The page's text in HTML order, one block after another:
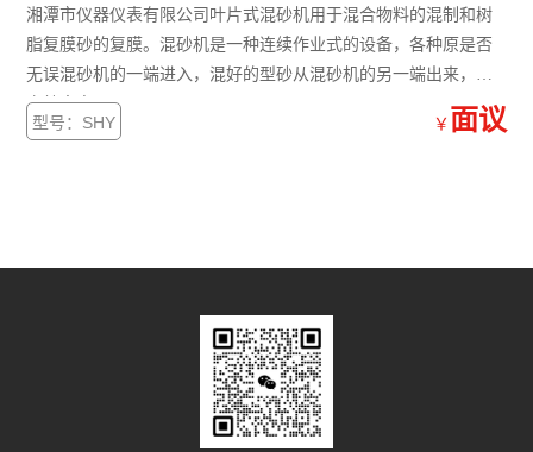
湘潭市仪器仪表有限公司叶片式混砂机用于混合物料的混制和树
脂复膜砂的复膜。混砂机是一种连续作业式的设备，各种原是否
无误混砂机的一端进入，混好的型砂从混砂机的另一端出来，生
产效率高。
型号：SHY ￥ 面议